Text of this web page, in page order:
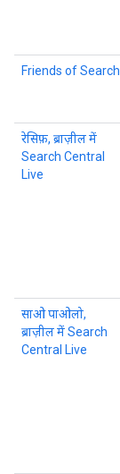
Friends of Search
रेसिफ़, ब्राज़ील में
Search Central
Live
साओ पाओलो,
ब्राज़ील में Search
Central Live